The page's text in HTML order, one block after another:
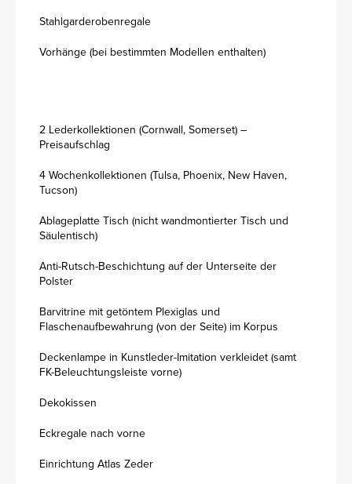
Stahlgarderobenregale
Vorhänge (bei bestimmten Modellen enthalten)
2 Lederkollektionen (Cornwall, Somerset) –
Preisaufschlag
4 Wochenkollektionen (Tulsa, Phoenix, New Haven,
Tucson)
Ablageplatte Tisch (nicht wandmontierter Tisch und
Säulentisch)
Anti-Rutsch-Beschichtung auf der Unterseite der
Polster
Barvitrine mit getöntem Plexiglas und
Flaschenaufbewahrung (von der Seite) im Korpus
Deckenlampe in Kunstleder-Imitation verkleidet (samt
FK-Beleuchtungsleiste vorne)
Dekokissen
Eckregale nach vorne
Einrichtung Atlas Zeder